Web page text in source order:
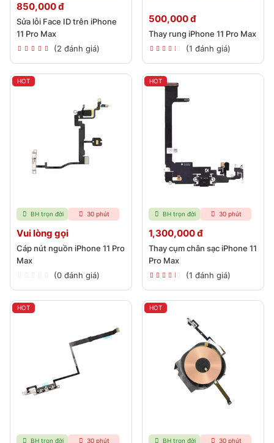
850,000 đ
Sửa lỗi Face ID trên iPhone
11 Pro Max
(2 đánh giá)
500,000 đ
Thay rung iPhone 11 Pro Max
(1 đánh giá)
HOT
BH trọn đời 30 phút
Vui lòng gọi
Cáp nút nguồn iPhone 11 Pro
Max
(0 đánh giá)
HOT
BH trọn đời 30 phút
1,300,000 đ
Thay cụm chân sạc iPhone 11
Pro Max
(1 đánh giá)
HOT
BH trọn đời 30 phút
HOT
BH trọn đời 30 phút